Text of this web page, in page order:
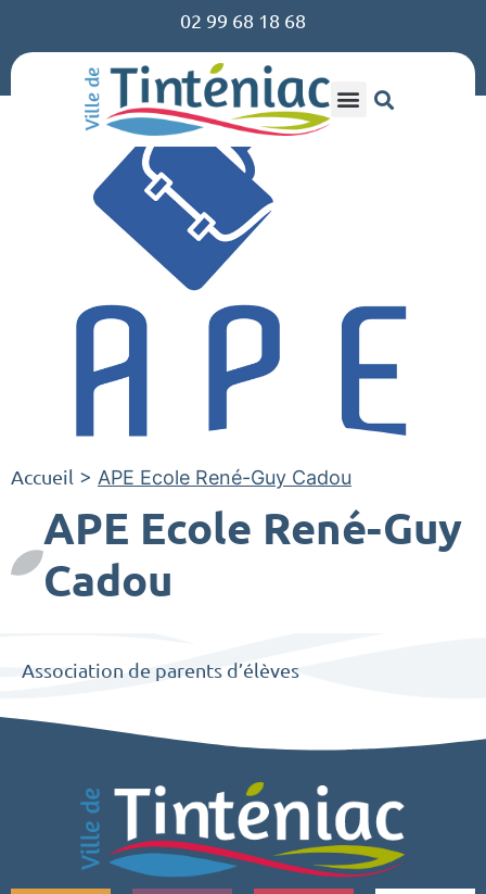
02 99 68 18 68
Accueil > APE Ecole René-Guy Cadou
APE Ecole René-Guy
Cadou
Association de parents d’élèves